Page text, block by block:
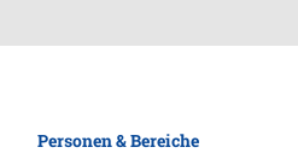
Personen & Bereiche